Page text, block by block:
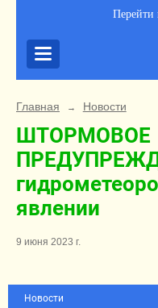
Перейти
Главная → Новости
ШТОРМОВОЕ
явлении
9 июня 2023 г.
Новости